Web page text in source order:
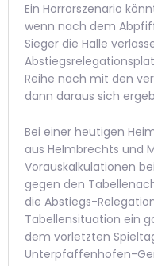
Ein Horrorszenario
wenn nach dem
Sieger die Halle
Reihe nach mit den
dann daraus sich
Bei einer heutigen
aus Helmbrechts und
Vorauskalkulationen
gegen den
die Abstiegs-
Tabellensituation ein
dem vorletzten
Unterpfaffenhofen-